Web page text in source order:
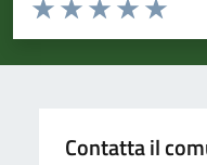
Valuta
Valuta 4
Valuta 3 stelle
Valuta 2 stelle su 5
Valuta 1 stelle su 5
Contatta il